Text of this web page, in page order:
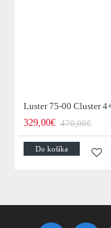
329,00€ 470,00€
Do košíka